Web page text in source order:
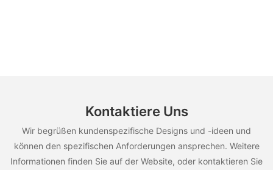
Kontaktiere Uns
Wir begrüßen kundenspezifische Designs und -ideen und
können den spezifischen Anforderungen ansprechen. Weitere
Informationen finden Sie auf der Website, oder kontaktieren Sie